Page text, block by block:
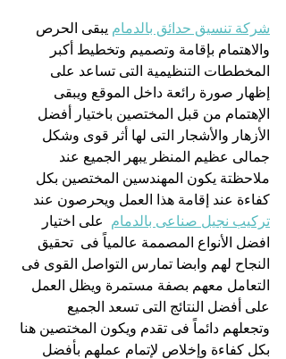
شركة تنسيق حدائق بالدمام يبقى الحرص
والاهتمام بإقامة وتصميم وتخطيط أكبر
المخططات التنظيمية التى تساعد على
إظهار صورة رائعة داخل الموقع ويبقى
الإهتمام من قبل المختصين باختيار أفضل
الأزهار والأشجار التى لها أثر قوى وشكل
جمالى عظيم المنظر يبهر الجميع عند
ملاحظتة يكون المهندسين المختصين بكل
كفاءة عند إقامة هذا العمل ويحرصون عند
تركيب نجيل صناعى بالدمام
  على اختيار
افضل الأنواع المصممة عالمياً فى  تحقيق
النجاح لهم وابضا تمارس التواصل القوى فى
التعامل معهم بصفة مستمرة ويظل العمل
على أفضل النتائج التى تسعد الجميع
وتجعلهم دائماً فى تقدم ويكون المختصين هنا
بكل كفاءة وإخلاص لإتمام عملهم بأفضل